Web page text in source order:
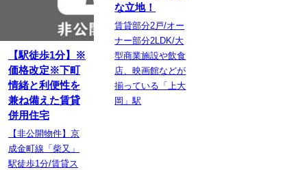
【駅徒歩1分】※
価格改定※下町
情緒と利便性を
兼ね備えた賃貸
併用住宅
【非公開物件】京
成金町線「柴又」
駅徒歩1分/賃貸ス
な立地！
賃貸部分2戸/オー
ナー部分2LDK/大
型商業施設や飲食
店、映画館などが
揃っている「上大
岡」駅